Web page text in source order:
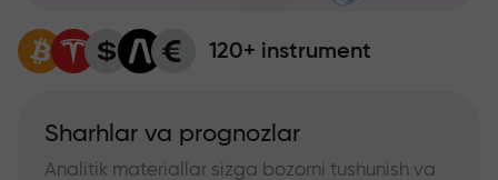
120+ instrument
Sharhlar va prognozlar
Analitik materiallar sizga bozorni tushunish va